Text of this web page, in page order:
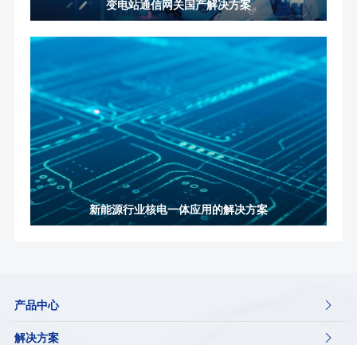
变电站通信网关国产解决方案
新能源行业核电一体应用的解决方案
产品中心 
解决方案 